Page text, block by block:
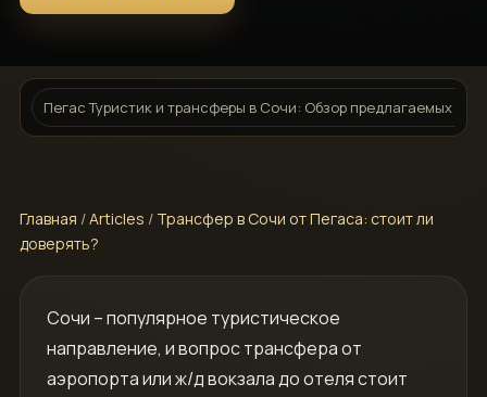
Пегас Туристик и трансферы в Сочи: Обзор предлагаемых
Главная /Articles / Трансфер в Сочи от Пегаса: стоит ли
доверять?
Сочи – популярное туристическое
направление, и вопрос трансфера от
аэропорта или ж/д вокзала до отеля стоит